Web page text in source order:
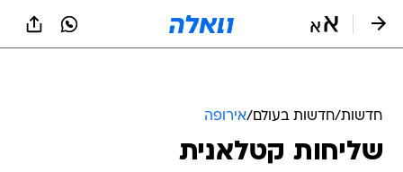
שליחות קטלאנית
סאל אמרגי
28.9.2012 / 6:17